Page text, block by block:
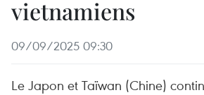
vietnamiens
09/09/2025 09:30
Le Japon et Taïwan (Chine)